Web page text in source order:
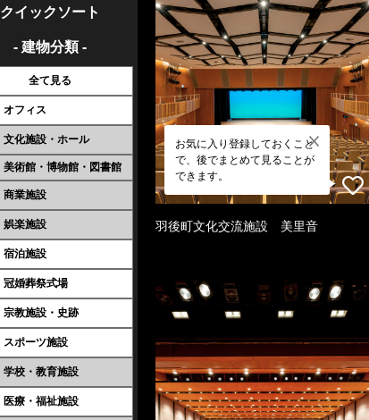
クイックソート
- 建物分類 -
全て見る
オフィス
文化施設・ホール
美術館・博物館・図書館
商業施設
娯楽施設
宿泊施設
冠婚葬祭式場
宗教施設・史跡
スポーツ施設
学校・教育施設
医療・福祉施設
お気に入り登録しておくこと
で、後でまとめて見ることが
できます。
羽後町文化交流施設 美里音